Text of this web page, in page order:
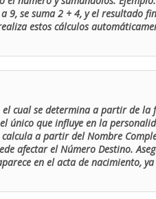
9, se suma 2 + 4, y el resultado
estos cálculos
cual se determina a partir de la
único que influye en la
a partir del Nombre
afectar el Número Destino.
en el acta de nacimiento,